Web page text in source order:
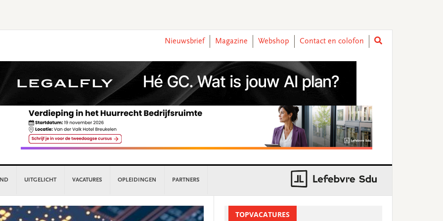
Nieuwsbrief
Magazine Webshop Contact en colofon
UITGELICHT VACATURES OPLEIDINGEN PARTNERS
Primary
TOPVACATURES